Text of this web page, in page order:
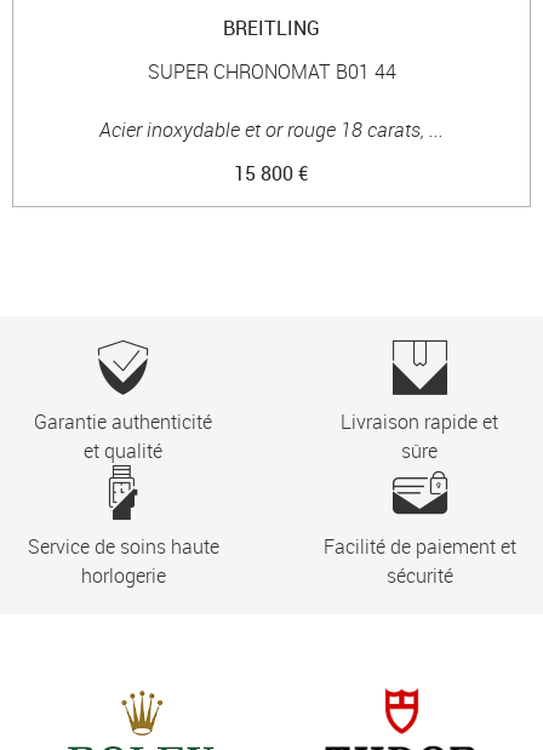
BREITLING
SUPER CHRONOMAT B01 44
Acier inoxydable et or rouge 18 carats, ...
15 800 €
Garantie authenticité
et qualité
Livraison rapide et
sûre
Service de soins haute
horlogerie
Facilité de paiement et
sécurité